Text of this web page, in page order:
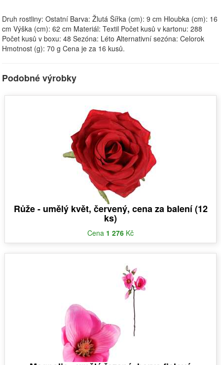
Druh rostliny: Ostatní Barva: Žlutá Šířka (cm): 9 cm Hloubka (cm): 16
cm Výška (cm): 62 cm Materiál: Textil Počet kusů v kartonu: 288
Počet kusů v boxu: 48 Sezóna: Léto Alternativní sezóna: Celorok
Hmotnost (g): 70 g Cena je za 16 kusů.
Podobné výrobky
Růže - umělý květ, červený, cena za balení (12
ks)
Cena 1 276 Kč